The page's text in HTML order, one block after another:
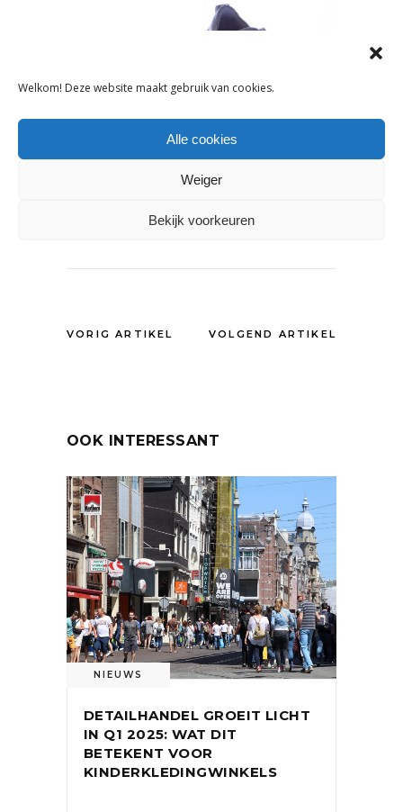
Welkom! Deze website maakt gebruik van cookies.
Alle cookies
Weiger
Bekijk voorkeuren
VORIG ARTIKEL VOLGEND ARTIKEL
OOK INTERESSANT
NIEUWS
DETAILHANDEL GROEIT LICHT
IN Q1 2025: WAT DIT
BETEKENT VOOR
KINDERKLEDINGWINKELS